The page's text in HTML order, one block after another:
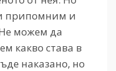
припомним и
можем да
какво става в
наказано, но